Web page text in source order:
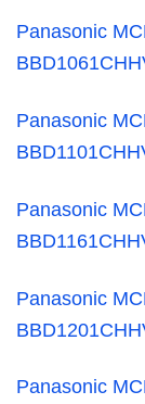
Panasonic
Panasonic
Panasonic
Panasonic
Panasonic